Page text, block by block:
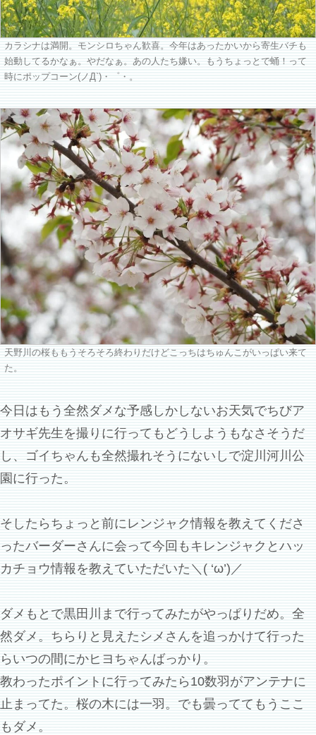
カラシナは満開。モンシロちゃん歓喜。今年はあったかいから寄生バチも
始動してるかなぁ。やだなぁ。あの人たち嫌い。もうちょっとで蛹！って
時にポップコーン(ノД`)・゜・。
天野川の桜ももうそろそろ終わりだけどこっちはちゅんこがいっぱい来て
た。
今日はもう全然ダメな予感しかしないお天気でちびア
オサギ先生を撮りに行ってもどうしようもなさそうだ
し、ゴイちゃんも全然撮れそうにないしで淀川河川公
園に行った。
そしたらちょっと前にレンジャク情報を教えてくださ
ったバーダーさんに会って今回もキレンジャクとハッ
カチョウ情報を教えていただいた＼( ‘ω’)／
ダメもとで黒田川まで行ってみたがやっぱりだめ。全
然ダメ。ちらりと見えたシメさんを追っかけて行った
らいつの間にかヒヨちゃんばっかり。
教わったポイントに行ってみたら10数羽がアンテナに
止まってた。桜の木には一羽。でも曇っててもうここ
もダメ。